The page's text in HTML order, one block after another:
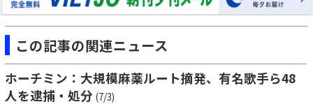
この記事の関連ニュース
ホーチミン：大規模麻薬ルート摘発、有名歌手ら48
人を逮捕・処分 (7/3)